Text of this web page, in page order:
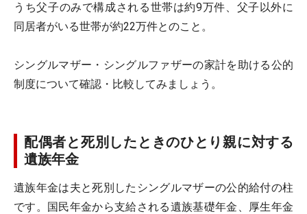
うち父子のみで構成される世帯は約9万件、父子以外に
同居者がいる世帯が約22万件とのこと。
シングルマザー・シングルファザーの家計を助ける公的
制度について確認・比較してみましょう。
配偶者と死別したときのひとり親に対する
遺族年金
遺族年金は夫と死別したシングルマザーの公的給付の柱
です。国民年金から支給される遺族基礎年金、厚生年金